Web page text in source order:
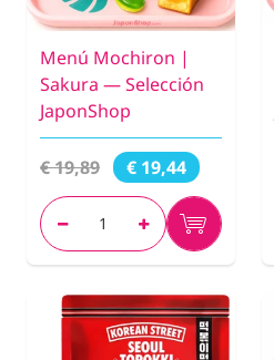
Menú Mochiron |
Sakura — Selección
JaponShop
€ 19,89 € 19,44